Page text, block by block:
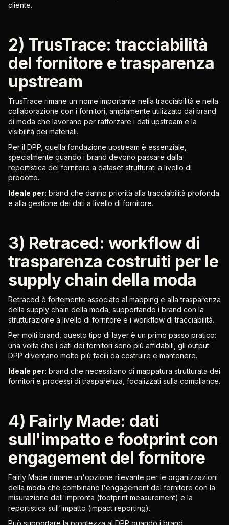
cliente.
2) TrusTrace: tracciabilità
del fornitore e trasparenza
upstream
TrusTrace rimane un nome importante nella tracciabilità e nella
collaborazione con i fornitori, ampiamente utilizzato dai brand
di moda che lavorano per rafforzare i dati upstream e la
visibilità dei materiali.
Per il DPP, quella fondazione upstream è essenziale,
specialmente quando i brand devono passare dalla
reportistica del fornitore a dataset strutturati a livello di
prodotto.
Ideale per: brand che danno priorità alla tracciabilità profonda
e alla gestione dei dati a livello di fornitore.
3) Retraced: workflow di
trasparenza costruiti per le
supply chain della moda
Retraced è fortemente associato al mapping e alla trasparenza
della supply chain della moda, supportando i brand con la
strutturazione a livello di fornitore e i workflow di tracciabilità.
Per molti brand, questo tipo di layer è un primo passo pratico:
una volta che i dati dei fornitori sono più affidabili, gli output
DPP diventano molto più facili da costruire e mantenere.
Ideale per: brand che necessitano di mappatura strutturata dei
fornitori e processi di trasparenza, focalizzati sulla compliance.
4) Fairly Made: dati
sull'impatto e footprint con
engagement del fornitore
Fairly Made rimane un'opzione rilevante per le organizzazioni
della moda che combinano l'engagement del fornitore con la
misurazione dell'impronta (footprint measurement) e la
reportistica sull'impatto (impact reporting).
Può supportare la prontezza al DPP quando i brand